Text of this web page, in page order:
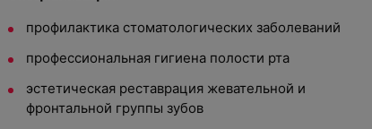
профилактика стоматологических заболеваний
профессиональная гигиена полости рта
эстетическая реставрация жевательной и
фронтальной группы зубов